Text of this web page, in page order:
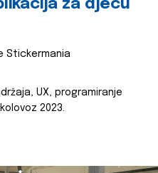
za djecu
Stickermania
UX, programiranje
2023.